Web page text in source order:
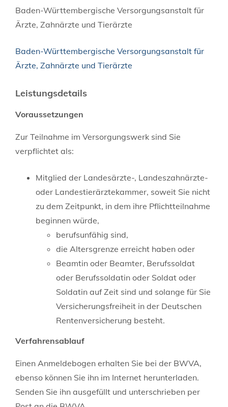
Baden-Württembergische Versorgungsanstalt für
Ärzte, Zahnärzte und Tierärzte
Baden-Württembergische Versorgungsanstalt für
Ärzte, Zahnärzte und Tierärzte
Leistungsdetails
Voraussetzungen
Zur Teilnahme im Versorgungswerk sind Sie
verpflichtet als:
Mitglied der Landesärzte-, Landeszahnärzte-
oder Landestierärztekammer, soweit Sie nicht
zu dem Zeitpunkt, in dem ihre Pflichtteilnahme
beginnen würde,
berufsunfähig sind,
die Altersgrenze erreicht haben oder
Beamtin oder Beamter, Berufssoldat
oder Berufssoldatin oder Soldat oder
Soldatin auf Zeit sind und solange für Sie
Versicherungsfreiheit in der Deutschen
Rentenversicherung besteht.
Verfahrensablauf
Einen Anmeldebogen erhalten Sie bei der BWVA,
ebenso können Sie ihn im Internet herunterladen.
Senden Sie ihn ausgefüllt und unterschrieben per